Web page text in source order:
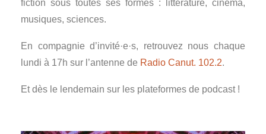
fiction sous toutes ses formes : littérature, cinéma,
musiques, sciences.
En compagnie d’invité·e·s, retrouvez nous chaque
lundi à 17h sur l’antenne de Radio Canut. 102.2.
Et dès le lendemain sur les plateformes de podcast !